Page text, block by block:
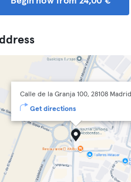
Calle de la Granja 100, 28108 Madrid
Get directions